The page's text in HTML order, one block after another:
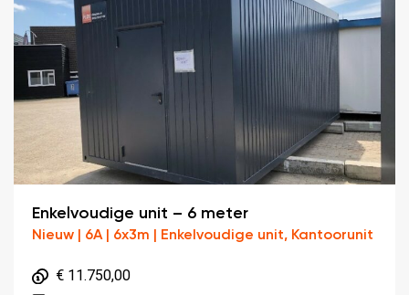
Enkelvoudige unit – 6 meter
Nieuw | 6A | 6x3m | Enkelvoudige unit, Kantoorunit
€ 11.750,00